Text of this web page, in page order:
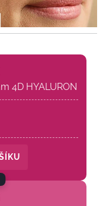
4D HYALURON